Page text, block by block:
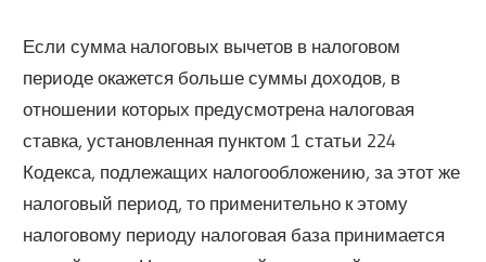
Если сумма налоговых вычетов в налоговом
периоде окажется больше суммы доходов, в
отношении которых предусмотрена налоговая
ставка, установленная пунктом 1 статьи 224
Кодекса, подлежащих налогообложению, за этот же
налоговый период, то применительно к этому
налоговому периоду налоговая база принимается